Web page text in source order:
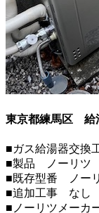
東京都練馬区 給
■ガス給湯器交換
■製品 ノーリツ
■既存型番 ノー
■追加工事 なし
■ノーリツメーカ